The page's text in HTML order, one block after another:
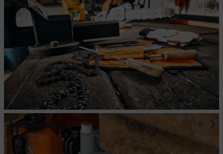
Betriebsstoffe